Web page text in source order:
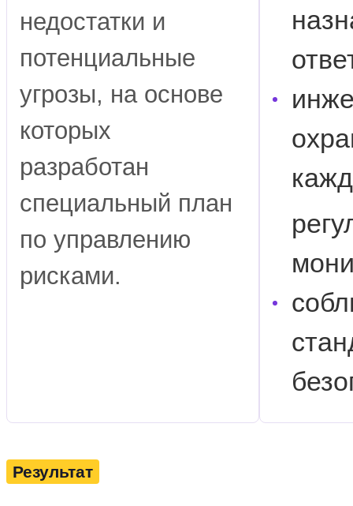
недостатки и
потенциальные
угрозы, на основе
которых
разработан
специальный план
по управлению
рисками.
Результат